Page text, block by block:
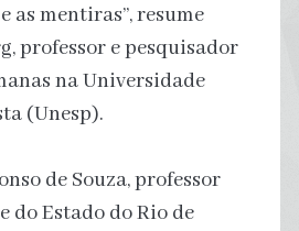
as mentiras”, resume
professor e pesquisador
na Universidade
(Unesp).
de Souza, professor
do Estado do Rio de